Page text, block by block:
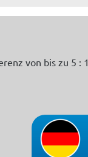
von bis zu 5 : 1